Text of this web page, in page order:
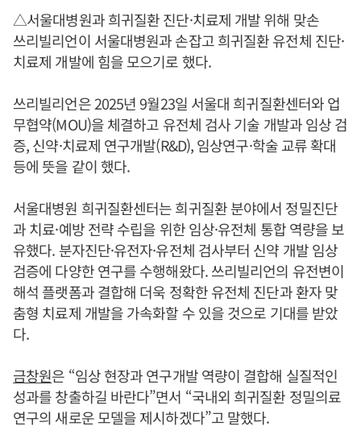
△서울대병원과 희귀질환 진단·치료제 개발 위해 맞손
쓰리빌리언이 서울대병원과 손잡고 희귀질환 유전체 진단·
치료제 개발에 힘을 모으기로 했다.
쓰리빌리언은 2025년 9월23일 서울대 희귀질환센터와 업
무협약(MOU)을 체결하고 유전체 검사 기술 개발과 임상 검
증, 신약·치료제 연구개발(R&D), 임상연구·학술 교류 확대
등에 뜻을 같이 했다.
서울대병원 희귀질환센터는 희귀질환 분야에서 정밀진단
과 치료·예방 전략 수립을 위한 임상·유전체 통합 역량을 보
유했다. 분자진단·유전자·유전체 검사부터 신약 개발 임상
검증에 다양한 연구를 수행해왔다. 쓰리빌리언의 유전변이
해석 플랫폼과 결합해 더욱 정확한 유전체 진단과 환자 맞
춤형 치료제 개발을 가속화할 수 있을 것으로 기대를 받았
다.
금창원은 “임상 현장과 연구개발 역량이 결합해 실질적인
성과를 창출하길 바란다”면서 “국내외 희귀질환 정밀의료
연구의 새로운 모델을 제시하겠다”고 말했다.